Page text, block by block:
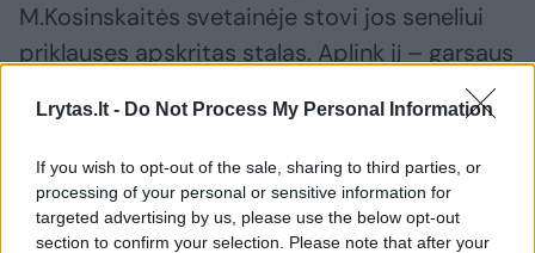
Lrytas.lt - Do Not Process My Personal Information
If you wish to opt-out of the sale, sharing to third parties, or
processing of your personal or sensitive information for
targeted advertising by us, please use the below opt-out
section to confirm your selection. Please note that after your
M.Kosinskaitės svetainėje stovi jos seneliui
priklausęs apskritas stalas. Aplink jį – garsaus
tarpukario baldų kūrėjo Jono Prapuolenio
mokinio Juozo Urbaičio sukurti foteliai. Prie jų
puikiai dera šiuolaikiniai baldai ir menininkės
bei jos sūnaus tapyti paveikslai.